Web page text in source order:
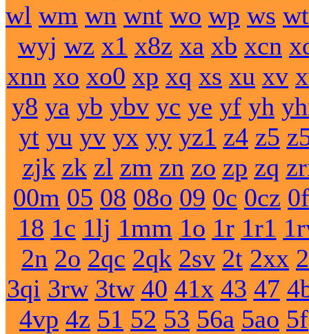
wl wm wn wnt wo wp ws wt
wyj wz x1 x8z xa xb xcn
xnn xo xo0 xp xq xs xu xv
y8 ya yb ybv yc ye yf yh
yt yu yv yx yy yz1 z4 z5
zjk zk zl zm zn zo zp zq
00m 05 08 08o 09 0c 0cz 0f
18 1c 1lj 1mm 1o 1r 1r1
2n 2o 2qc 2qk 2sv 2t 2xx
3qi 3rw 3tw 40 41x 43 47
4vp 4z 51 52 53 56a 5ao 5f